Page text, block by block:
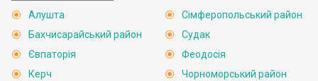
Алушта
Бахчисарайський район
Євпаторія
Керч
Сімферопольський район
Судак
Феодосія
Чорноморський район